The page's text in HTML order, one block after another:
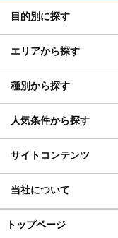
目的別に探す
エリアから探す
種別から探す
人気条件から探す
サイトコンテンツ
当社について
トップページ